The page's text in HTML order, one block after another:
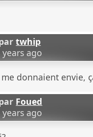
twhip
ago
donnaient envie,
Foued
ago